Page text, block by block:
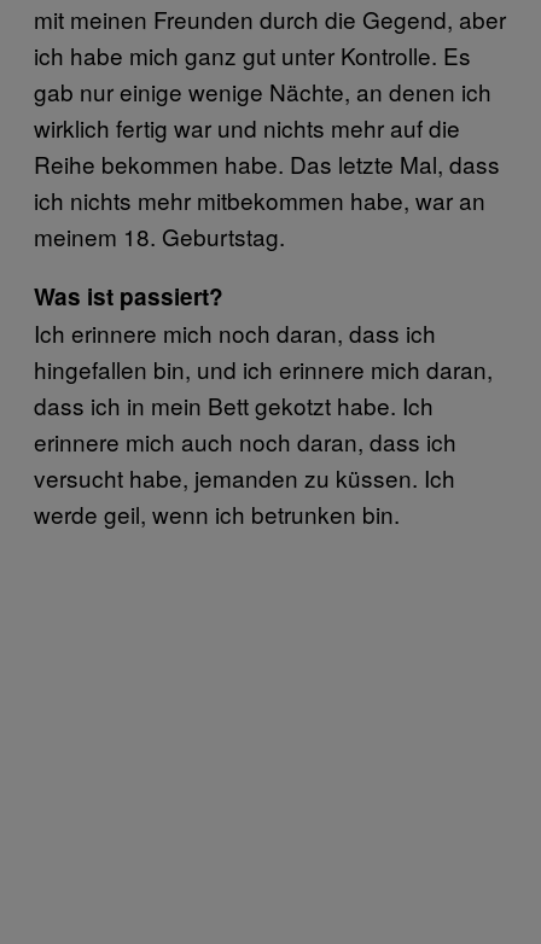
mit meinen Freunden durch die Gegend, aber
ich habe mich ganz gut unter Kontrolle. Es
gab nur einige wenige Nächte, an denen ich
wirklich fertig war und nichts mehr auf die
Reihe bekommen habe. Das letzte Mal, dass
ich nichts mehr mitbekommen habe, war an
meinem 18. Geburtstag.
Was ist passiert?
Ich erinnere mich noch daran, dass ich
hingefallen bin, und ich erinnere mich daran,
dass ich in mein Bett gekotzt habe. Ich
erinnere mich auch noch daran, dass ich
versucht habe, jemanden zu küssen. Ich
werde geil, wenn ich betrunken bin.